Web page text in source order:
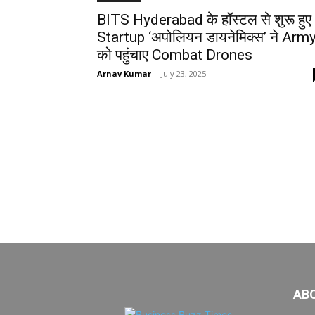
BITS Hyderabad के हॉस्टल से शुरू हुए
Startup ‘अपोलियन डायनेमिक्स’ ने
को पहुंचाए Combat Drones
Arnav Kumar - July 23, 2025